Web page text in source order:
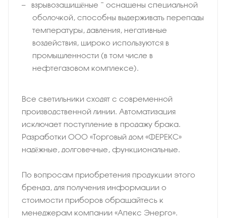
взрывозащищёные − оснащены специальной
оболочкой, способны выдерживать перепады
температуры, давления, негативные
воздействия, широко используются в
промышленности (в том числе в
нефтегазовом комплексе).
Все светильники сходят с современной
производственной линии. Автоматизация
исключает поступление в продажу брака.
Разработки ООО «Торговый дом «ФЕРЕКС»
надёжные, долговечные, функциональные.
По вопросам приобретения продукции этого
бренда, для получения информации о
стоимости приборов обращайтесь к
менеджерам компании «Апекс Энерго».